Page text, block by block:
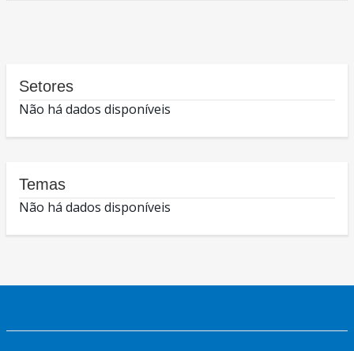
Setores
Não há dados disponíveis
Temas
Não há dados disponíveis